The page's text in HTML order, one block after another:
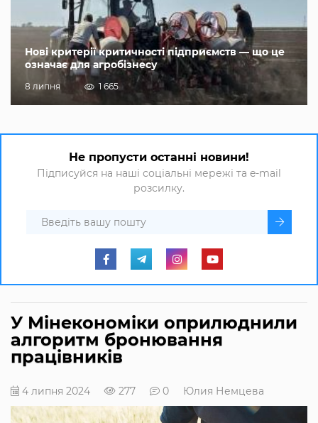
Нові критерії критичності підприємств — що це
означає для агробізнесу
8 липня 1 665
Не пропусти останні новини!
Підписуйся на наші соціальні мережі та e-mail
розсилку.
У Мінекономіки оприлюднили
алгоритм бронювання
працівників
4 липня 2024 277 0 Юлия Немцева